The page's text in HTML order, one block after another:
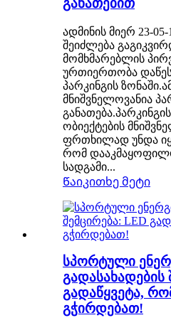
განათებით
ადმინის მიერ 23-05-
შეიძლება
მომხმარებლის
ურთიერთობა
პარკინგის
მნიშვნელოვანია
ობიექტების
ფრთხილად უნდა
რომ
სადგამი...
Წაიკითხე მეტი
სპორტული
გადასახადების
გადაწყვეტა,
გჭირდებათ!